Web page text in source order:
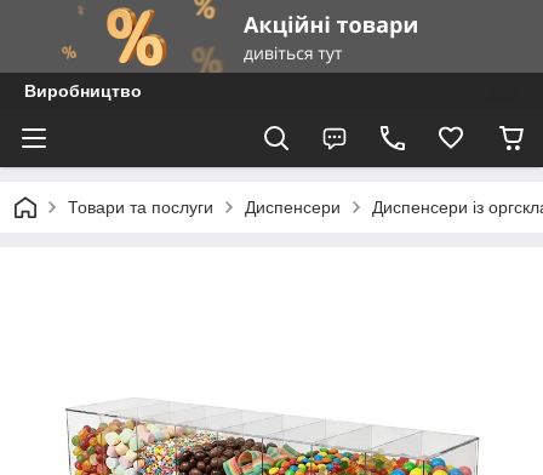
Виробництво
Товари та послуги Диспенсери Диспенсери із